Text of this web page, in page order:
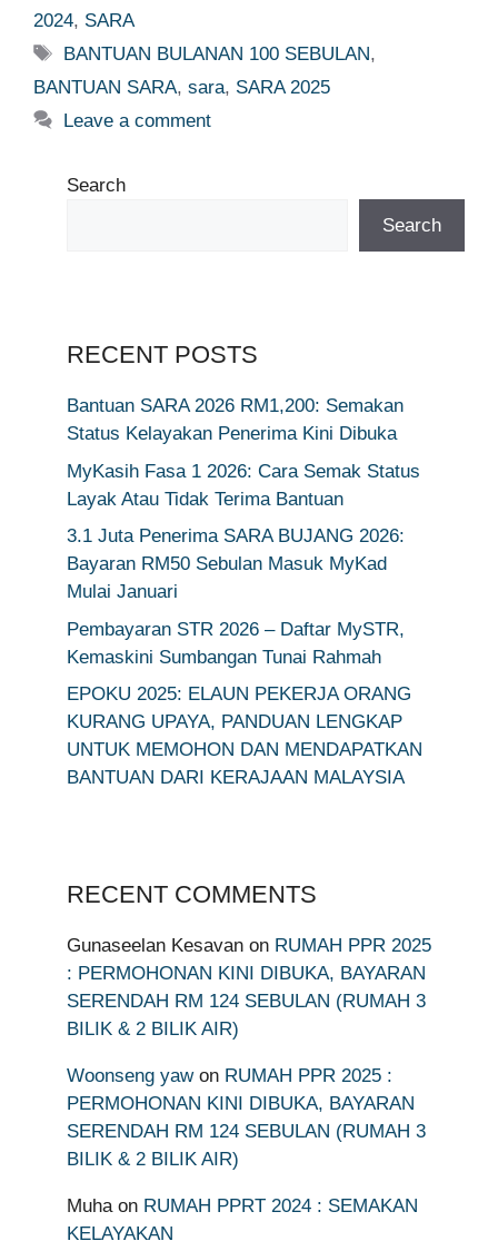
2024, SARA
Tags
BANTUAN BULANAN 100 SEBULAN,
BANTUAN SARA, sara, SARA 2025
Leave a comment
Search
Search
RECENT POSTS
Bantuan SARA 2026 RM1,200: Semakan
Status Kelayakan Penerima Kini Dibuka
MyKasih Fasa 1 2026: Cara Semak Status
Layak Atau Tidak Terima Bantuan
3.1 Juta Penerima SARA BUJANG 2026:
Bayaran RM50 Sebulan Masuk MyKad
Mulai Januari
Pembayaran STR 2026 – Daftar MySTR,
Kemaskini Sumbangan Tunai Rahmah
EPOKU 2025: ELAUN PEKERJA ORANG
KURANG UPAYA, PANDUAN LENGKAP
UNTUK MEMOHON DAN MENDAPATKAN
BANTUAN DARI KERAJAAN MALAYSIA
RECENT COMMENTS
Gunaseelan Kesavan on RUMAH PPR 2025
: PERMOHONAN KINI DIBUKA, BAYARAN
SERENDAH RM 124 SEBULAN (RUMAH 3
BILIK & 2 BILIK AIR)
Woonseng yawon RUMAH PPR 2025 :
PERMOHONAN KINI DIBUKA, BAYARAN
SERENDAH RM 124 SEBULAN (RUMAH 3
BILIK & 2 BILIK AIR)
Muhaon RUMAH PPRT 2024 : SEMAKAN
KELAYAKAN